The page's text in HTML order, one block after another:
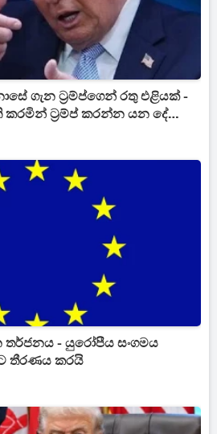
ගැන ට්‍රම්ප්ගෙන් රතු එළියක් -
ට්‍රම්ප් කරන්න යන දේ
- යුරෝපීය සංගමය
තීරණය කරයි